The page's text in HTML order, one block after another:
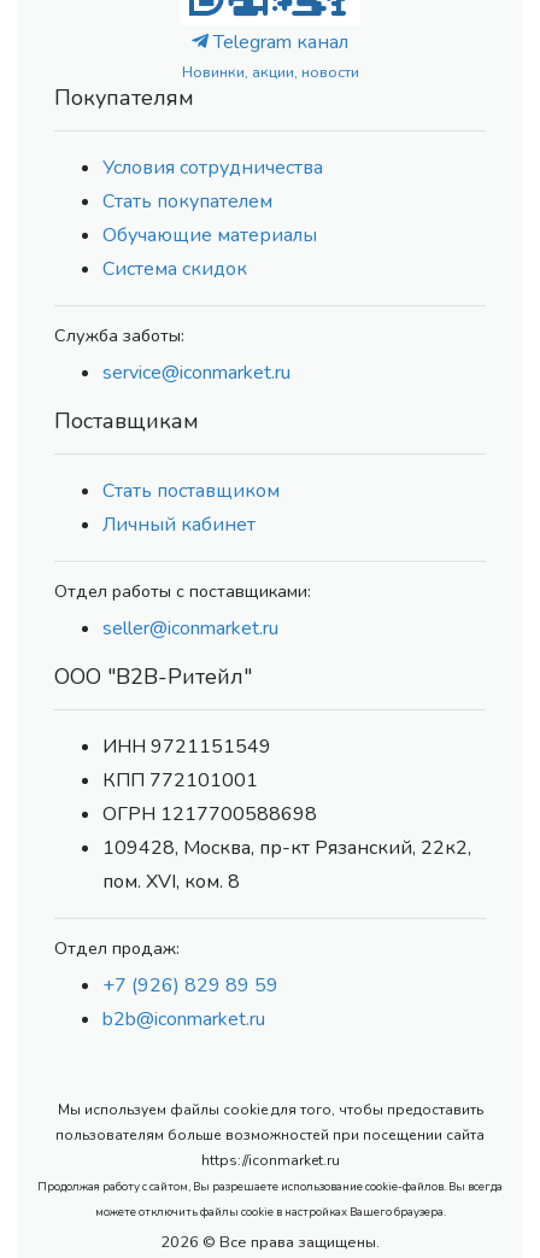
Telegram канал
Новинки, акции, новости
Покупателям
Условия сотрудничества
Стать покупателем
Обучающие материалы
Система скидок
Служба заботы:
service@iconmarket.ru
Поставщикам
Стать поставщиком
Личный кабинет
Отдел работы с поставщиками:
seller@iconmarket.ru
ООО "В2В-Ритейл"
ИНН 9721151549
КПП 772101001
ОГРН 1217700588698
109428, Москва, пр-кт Рязанский, 22к2,
пом. XVI, ком. 8
Отдел продаж:
+7 (926) 829 89 59
b2b@iconmarket.ru
Мы используем файлы cookie для того, чтобы предоставить
пользователям больше возможностей при посещении сайта
https://iconmarket.ru
Продолжая работу с сайтом, Вы разрешаете использование cookie-файлов. Вы всегда
можете отключить файлы cookie в настройках Вашего браузера.
2026 © Все права защищены.